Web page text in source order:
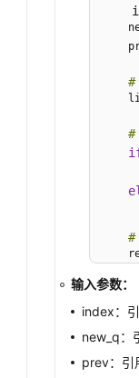
#
#
#
    }
输入参数：
index：
new_q：
prev：引